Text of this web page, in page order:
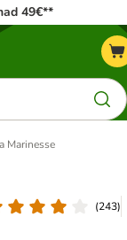
49€**
Marinesse
(243)